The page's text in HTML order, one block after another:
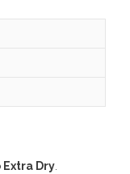
Dry.